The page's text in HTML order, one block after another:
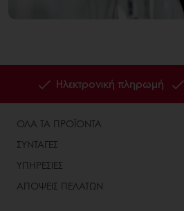
Ηλεκτρονική πληρωμή
ΟΛΑ ΤΑ ΠΡΟΪΟΝΤΑ
ΣΥΝΤΑΓΕΣ
ΥΠΗΡΕΣΙΕΣ
ΑΠΟΨΕΙΣ ΠΕΛΑΤΩΝ